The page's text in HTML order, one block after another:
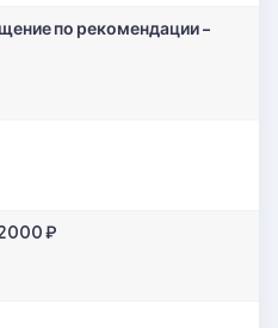
по рекомендации -
₽